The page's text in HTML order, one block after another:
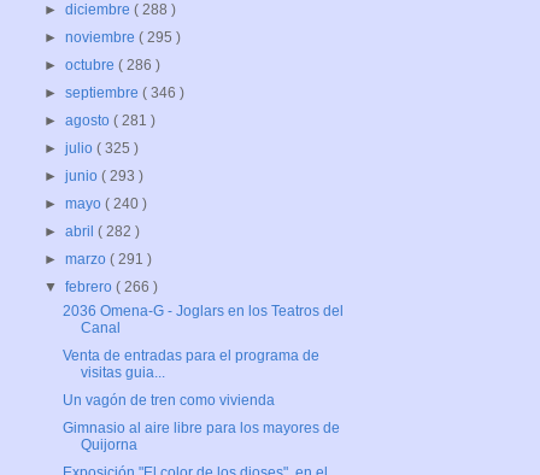
►diciembre( 288 )
►noviembre( 295 )
►octubre( 286 )
►septiembre( 346 )
►agosto( 281 )
►julio( 325 )
►junio( 293 )
►mayo( 240 )
►abril( 282 )
►marzo( 291 )
▼febrero( 266 )
2036 Omena-G - Joglars en los Teatros del
Canal
Venta de entradas para el programa de
visitas guia...
Un vagón de tren como vivienda
Gimnasio al aire libre para los mayores de
Quijorna